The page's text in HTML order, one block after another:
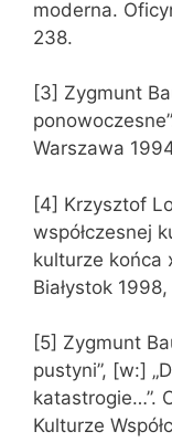
moderna.
238.
[3] Zygmunt
Warszawa
[4] Krzysztof
współczesnej
kulturze końca
Białystok 1998,
[5] Zygmunt
pustyni”, [w:]
katastrogie…”.
Kulturze